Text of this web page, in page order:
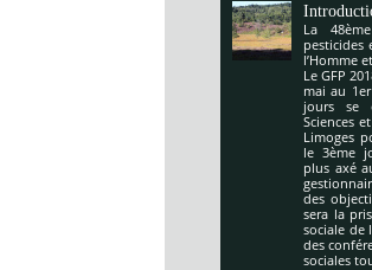
La
pesticides
l’Homme
Le GFP
mai au
jours se
Sciences
Limoges
le 3ème
plus axé
des
sera la
sociale de
des
sociales